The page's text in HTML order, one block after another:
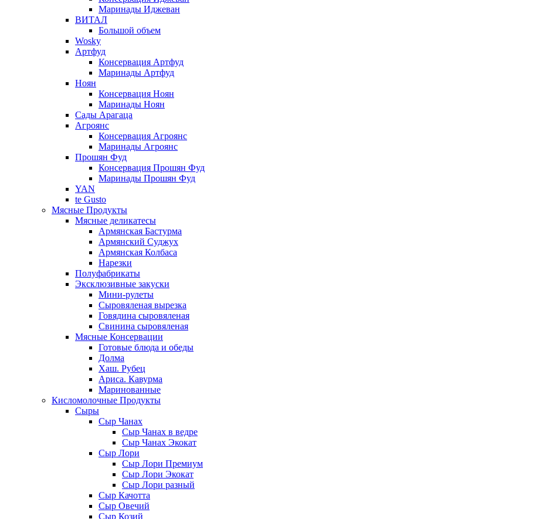
Маринады Иджеван
ВИТАЛ
Большой объем
Wosky
Артфуд
Консервация Артфуд
Маринады Артфуд
Ноян
Консервация Ноян
Маринады Ноян
Сады Арагаца
Агроянс
Консервация Агроянс
Маринады Агроянс
Прошян Фуд
Консервация Прошян Фуд
Маринады Прошян Фуд
YAN
te Gusto
Мясные Продукты
Мясные деликатесы
Армянская Бастурма
Армянский Суджух
Армянская Колбаса
Нарезки
Полуфабрикаты
Эксклюзивные закуски
Мини-рулеты
Сыровяленая вырезка
Говядина сыровяленая
Свинина сыровяленая
Мясные Консервации
Готовые блюда и обеды
Долма
Хаш. Рубец
Ариса. Кавурма
Маринованные
Кисломолочные Продукты
Сыры
Сыр Чанах
Сыр Чанах в ведре
Сыр Чанах Экокат
Сыр Лори
Сыр Лори Премиум
Сыр Лори Экокат
Сыр Лори разный
Сыр Качотта
Сыр Овечий
Сыр Козий